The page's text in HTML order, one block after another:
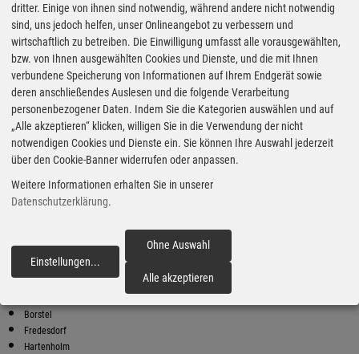
Super Preise in Stuvenborn
Bester Super E10 Preis in
Stuvenborn
2.049€
Super E10
Friedrichsgaber Str. 19
Preiswerter tanken - finden Sie die günstigsten Benzin und Diesel
Preise in Ihrer Stadt
Borstel
Fredesdorf
Hartenholm
dritter. Einige von ihnen sind notwendig, während andere nicht notwendig
sind, uns jedoch helfen, unser Onlineangebot zu verbessern und
wirtschaftlich zu betreiben. Die Einwilligung umfasst alle vorausgewählten,
bzw. von Ihnen ausgewählten Cookies und Dienste, und die mit Ihnen
verbundene Speicherung von Informationen auf Ihrem Endgerät sowie
deren anschließendes Auslesen und die folgende Verarbeitung
personenbezogener Daten. Indem Sie die Kategorien auswählen und auf
„Alle akzeptieren“ klicken, willigen Sie in die Verwendung der nicht
notwendigen Cookies und Dienste ein. Sie können Ihre Auswahl jederzeit
über den Cookie-Banner widerrufen oder anpassen.
Weitere Informationen erhalten Sie in unserer
Datenschutzerklärung.
Einstellungen...
Ohne Auswahl
Alle akzeptieren